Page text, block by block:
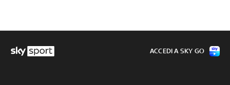
ACCEDI A SKY GO